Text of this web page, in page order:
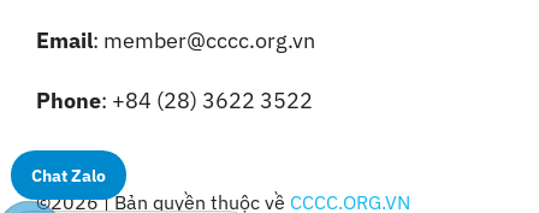
Email: member@cccc.org.vn
Phone: +84 (28) 3622 3522
©2026 | Bản quyền thuộc về CCCC.ORG.VN
Chat Zalo